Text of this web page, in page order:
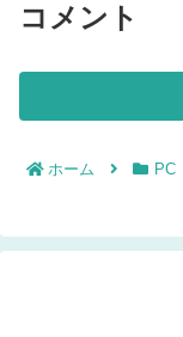
コメント
ホーム PC